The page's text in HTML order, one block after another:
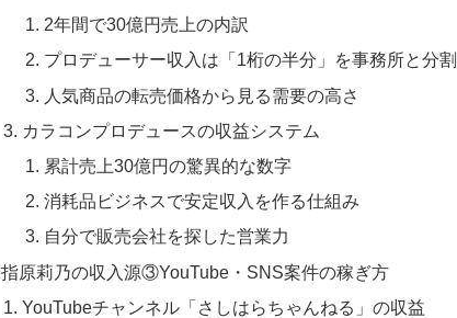
2年間で30億円売上の内訳
プロデューサー収入は「1桁の半分」を事務所と分割
人気商品の転売価格から見る需要の高さ
カラコンプロデュースの収益システム
累計売上30億円の驚異的な数字
消耗品ビジネスで安定収入を作る仕組み
自分で販売会社を探した営業力
指原莉乃の収入源③YouTube・SNS案件の稼ぎ方
YouTubeチャンネル「さしはらちゃんねる」の収益